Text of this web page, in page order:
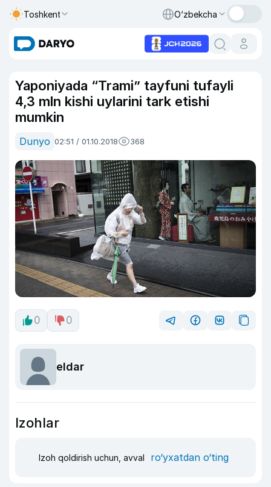
Toshkent O‘zbekcha
Yaponiyada “Trami” tayfuni tufayli
4,3 mln kishi uylarini tark etishi
mumkin
Dunyo 02:51 / 01.10.2018 368
0 0
eldar
Izohlar
Izoh qoldirish uchun, avval ro‘yxatdan o‘ting